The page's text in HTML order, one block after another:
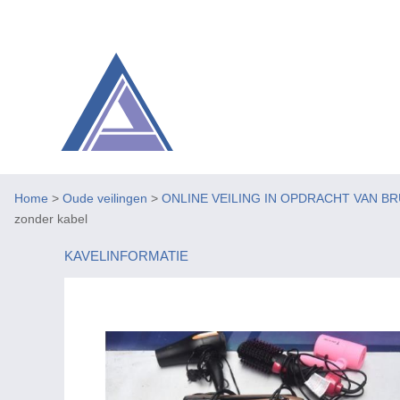
Home > Oude veilingen > ONLINE VEILING IN OPDRACHT VAN
zonder kabel
KAVELINFORMATIE